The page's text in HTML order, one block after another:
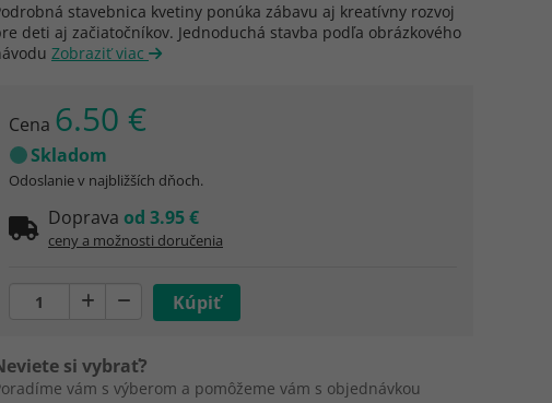
stavebnica kvetiny ponúka zábavu aj kreatívny rozvoj
deti aj začiatočníkov. Jednoduchá stavba podľa obrázkového
Zobraziť viac
Cena 6.50 €
Skladom
Odoslanie v najbližších dňoch.
Doprava od 3.95 €
ceny a možnosti doručenia
si vybrať?
vám s výberom a pomôžeme vám s objednávkou